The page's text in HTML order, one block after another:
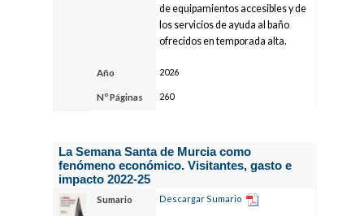
de equipamientos accesibles y de
los servicios de ayuda al baño
ofrecidos en temporada alta.
Año 2026
Nº Páginas 260
La Semana Santa de Murcia como
fenómeno económico. Visitantes, gasto e
impacto 2022-25
Sumario Descargar Sumario